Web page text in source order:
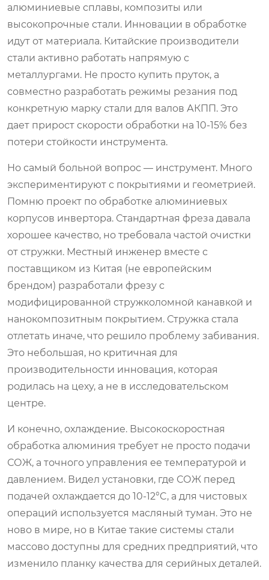
алюминиевые сплавы, композиты или
высокопрочные стали. Инновации в обработке
идут от материала. Китайские производители
стали активно работать напрямую с
металлургами. Не просто купить пруток, а
совместно разработать режимы резания под
конкретную марку стали для валов АКПП. Это
дает прирост скорости обработки на 10-15% без
потери стойкости инструмента.
Но самый больной вопрос — инструмент. Много
экспериментируют с покрытиями и геометрией.
Помню проект по обработке алюминиевых
корпусов инвертора. Стандартная фреза давала
хорошее качество, но требовала частой очистки
от стружки. Местный инженер вместе с
поставщиком из Китая (не европейским
брендом) разработали фрезу с
модифицированной стружколомной канавкой и
нанокомпозитным покрытием. Стружка стала
отлетать иначе, что решило проблему забивания.
Это небольшая, но критичная для
производительности инновация, которая
родилась на цеху, а не в исследовательском
центре.
И конечно, охлаждение. Высокоскоростная
обработка алюминия требует не просто подачи
СОЖ, а точного управления ее температурой и
давлением. Видел установки, где СОЖ перед
подачей охлаждается до 10-12°C, а для чистовых
операций используется масляный туман. Это не
ново в мире, но в Китае такие системы стали
массово доступны для средних предприятий, что
изменило планку качества для серийных деталей.